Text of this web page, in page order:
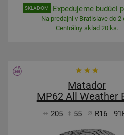
SKLADOM Expedujeme budúci
Na predajni v Bratislave do 2
Centrálny sklad 20 ks.
Matador
MP62 All Weather
205 55 R16